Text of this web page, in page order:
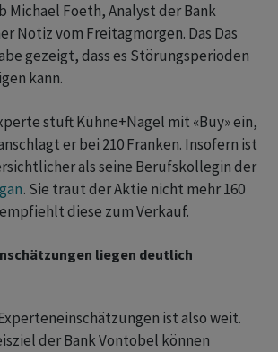
Michael Foeth, Analyst der Bank
Notiz vom Freitagmorgen. Das Das
gezeigt, dass es Störungsperioden
kann.
stuft Kühne+Nagel mit «Buy» ein,
er bei 210 Franken. Insofern ist
als seine Berufskollegin der
. Sie traut der Aktie nicht mehr 160
diese zum Verkauf.
liegen deutlich
ist also weit.
der Bank Vontobel können